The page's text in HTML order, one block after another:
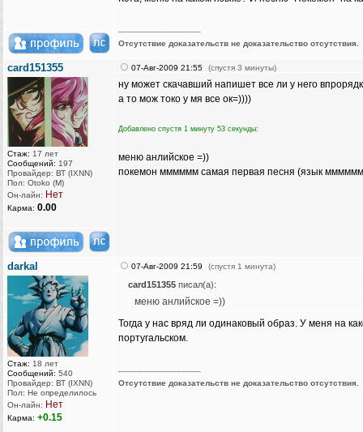
Отсутствие доказательств не доказательство отсутствия.
card151355
Стаж: 17 лет
Сообщений: 197
Провайдер: ВТ (IXNN)
Пол: Otoko (M)
Он-лайн: Нет
Карма: 0.00
07-Авг-2009 21:55 (спустя 3 минуты)
ну может скачавший напишет все ли у него
а то мож токо у мя все ок=))))
Добавлено спустя 1 минуту 53 секунды:
меню анлийское =))
покемон мммммм самая первая песня (язык
darkal
Стаж: 18 лет
Сообщений: 540
Провайдер: ВТ (IXNN)
Пол: Не определилось
Он-лайн: Нет
Карма: +0.15
07-Авг-2009 21:59 (спустя 1 минута)
card151355писал(а):
меню анлийское =))
Тогда у нас вряд ли одинаковый образ. У меня на
португальском.
Отсутствие доказательств не доказательство отсутствия.